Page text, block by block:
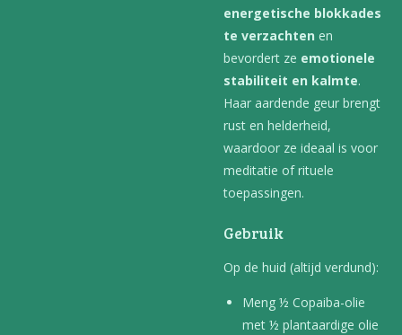
energetische blokkades
te verzachten en
bevordert ze emotionele
stabiliteit en kalmte.
Haar aardende geur brengt
rust en helderheid,
waardoor ze ideaal is voor
meditatie of rituele
toepassingen.
Gebruik
Op de huid (altijd verdund):
Meng ½ Copaiba-olie
met ½ plantaardige olie